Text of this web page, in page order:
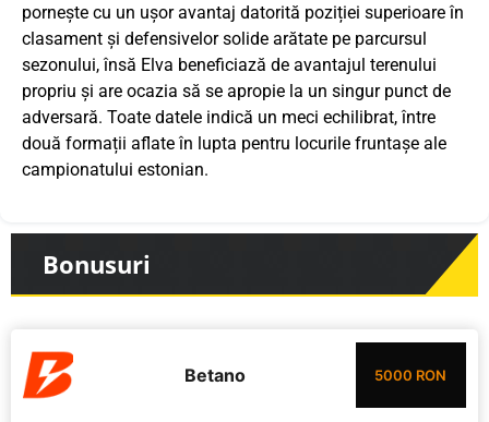
pornește cu un ușor avantaj datorită poziției superioare în
clasament și defensivelor solide arătate pe parcursul
sezonului, însă Elva beneficiază de avantajul terenului
propriu și are ocazia să se apropie la un singur punct de
adversară. Toate datele indică un meci echilibrat, între
două formații aflate în lupta pentru locurile fruntașe ale
campionatului estonian.
Bonusuri
Betano 5000 RON